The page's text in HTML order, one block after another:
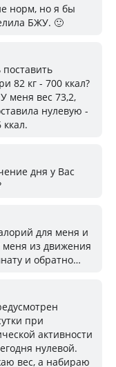
норм, но я бы
БЖУ. 🙂
82 кг - 700 ккал?
меня вес 73,2,
нулевую -
дня у Вас
для меня и
из движения
и обратно…
при
активности
нулевой.
вес, а набираю